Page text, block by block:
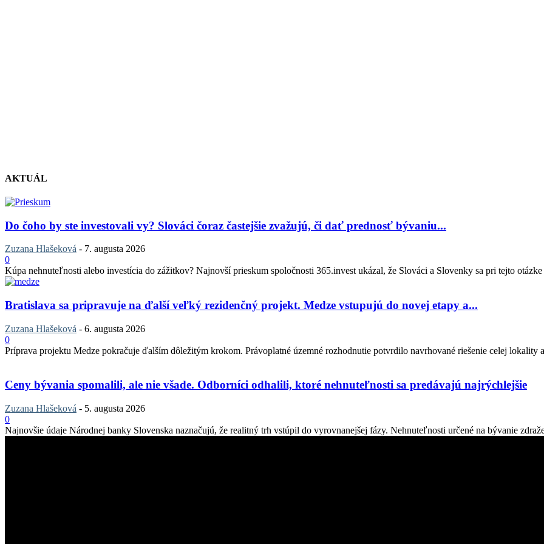
AKTUÁL
Do čoho by ste investovali vy? Slováci čoraz častejšie zvažujú, či dať prednosť bývaniu...
Zuzana Hlašeková - 7. augusta 2026
0
Kúpa nehnuteľnosti alebo investícia do zážitkov? Najnovší prieskum spoločnosti 365.invest ukázal, že Slováci a Slovenky sa pri tejto
Bratislava sa pripravuje na ďalší veľký rezidenčný projekt. Medze vstupujú do novej etapy a...
Zuzana Hlašeková - 6. augusta 2026
0
Príprava projektu Medze pokračuje ďalším dôležitým krokom. Právoplatné územné rozhodnutie potvrdilo navrhované riešenie celej
Ceny bývania spomalili, ale nie všade. Odborníci odhalili, ktoré nehnuteľnosti sa predávajú najrýchlejšie
Zuzana Hlašeková - 5. augusta 2026
0
Najnovšie údaje Národnej banky Slovenska naznačujú, že realitný trh vstúpil do vyrovnanejšej fázy. Nehnuteľnosti určené na bývanie